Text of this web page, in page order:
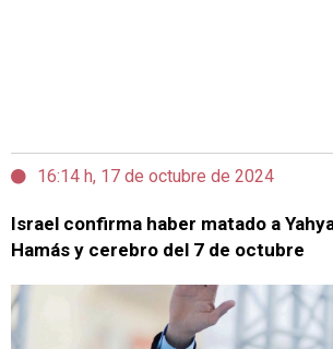
16:14 h, 17 de octubre de 2024
Israel confirma haber matado a
Hamás y cerebro del 7 de octubre